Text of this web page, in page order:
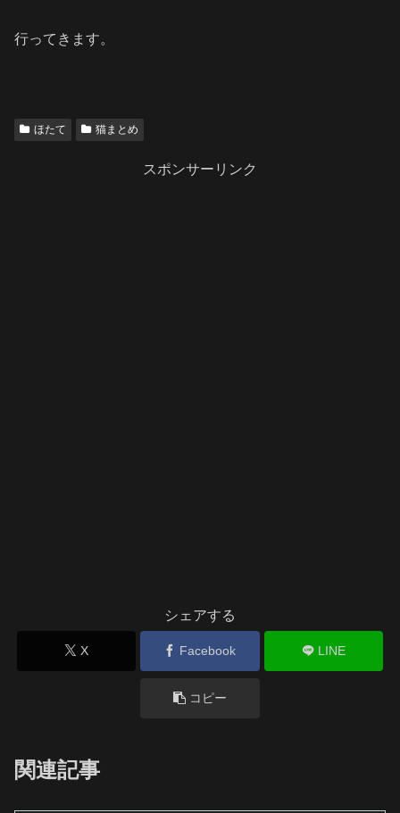
行ってきます。
ほたて 猫まとめ
スポンサーリンク
シェアする
X Facebook LINE
コピー
関連記事